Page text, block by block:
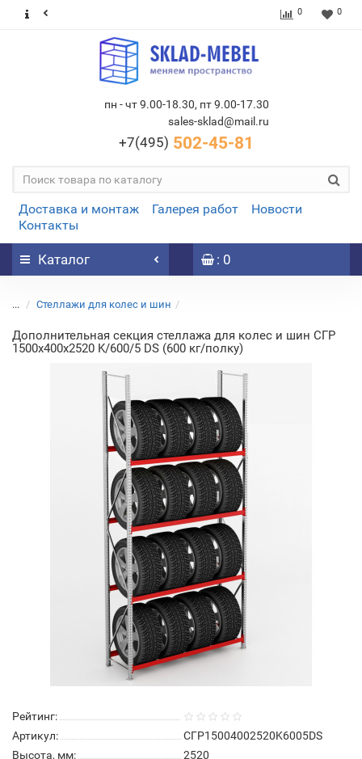
0 0
пн - чт 9.00-18.30, пт 9.00-17.30
sales-sklad@mail.ru
+7(495) 502-45-81
Доставка и монтаж Галерея работ
Новости
Контакты
Каталог : 0
... Стеллажи для колес и шин
Дополнительная секция стеллажа для колес и шин СГР
1500х400х2520 K/600/5 DS (600 кг/полку)
Рейтинг:
Артикул:
СГР15004002520K6005DS
Высота, мм:
2520